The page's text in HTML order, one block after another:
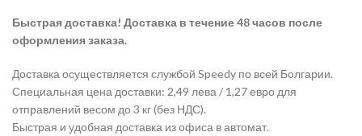
Быстрая доставка! Доставка в течение 48 часов после
оформления заказа.
Доставка осуществляется службой Speedy по всей Болгарии.
Специальная цена доставки: 2,49 лева / 1,27 евро для
отправлений весом до 3 кг (без НДС).
Быстрая и удобная доставка из офиса в автомат.